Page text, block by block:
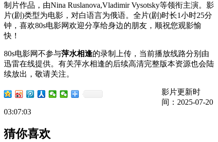
制片作品，由Nina Ruslanova,Vladimir Vysotsky等领衔主演。影
片(剧)类型为电影，对白语言为俄语。全片(剧)时长1小时25分
钟，喜欢80s电影网欢迎分享给身边的朋友，顺祝您观影愉
快！
80s电影网不参与萍水相逢的录制上传，当前播放线路分别由
迅雷在线提供。有关萍水相逢的后续高清完整版本资源也会陆
续放出，敬请关注。
影片更新时
间：2025-07-20
03:07:03
猜你喜欢